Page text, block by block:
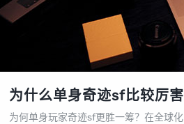
为什么单身奇迹sf比较厉害